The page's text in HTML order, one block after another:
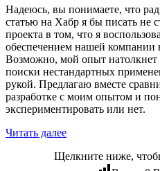
Надеюсь, вы понимаете, что
статью на Хабр я бы писать не
проекта в том, что я
обеспечением нашей компании
Возможно, мой опыт натолкнет
поиски нестандартных
рукой. Предлагаю вместе
разработке с моим опытом и
экспериментировать или нет.
Читать далее
Щелкните ниже,